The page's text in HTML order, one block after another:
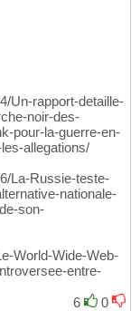
Un-rapport-detaille-
noir-des-
pour-la-guerre-en-
allegations/
La-Russie-teste-
nationale-
son-
World-Wide-Web-
entre-
6
0